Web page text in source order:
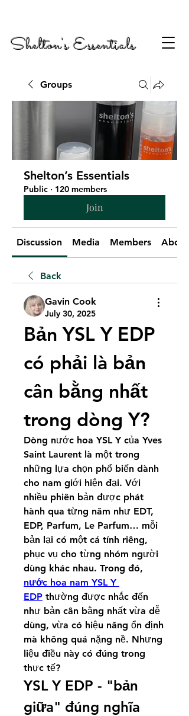
Shelton's Essentials
Groups
Shelton’s Essentials
Public · 120 members
Join
Discussion Media Members About
Back
Gavin Cook
July 30, 2025
Bản YSL Y EDP
có phải là bản
cân bằng nhất
trong dòng Y?
Dòng nước hoa YSL Y của Yves
Saint Laurent là một trong
những lựa chọn phổ biến dành
cho nam giới hiện đại. Với
nhiều phiên bản được phát
hành qua từng năm như EDT,
EDP, Parfum, Le Parfum… mỗi
bản lại có một cá tính riêng,
phục vụ cho từng nhóm người
nước hoa nam YSL Y
EDP thường được nhắc đến
như bản cân bằng nhất vừa dễ
dùng, vừa có hiệu năng ổn định
mà không quá nặng nề. Nhưng
liệu điều này có đúng trong
thực tế?
YSL Y EDP - "bản
giữa" đúng nghĩa